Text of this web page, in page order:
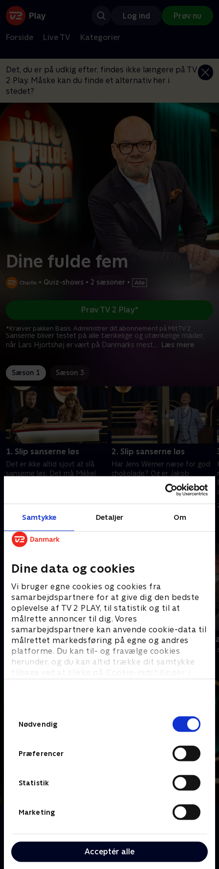
Samtykke Detaljer Om
Dine data og cookies
Vi bruger egne cookies og cookies fra
samarbejdspartnere for at give dig den bedste
oplevelse af TV 2 PLAY, til statistik og til at
målrette annoncer til dig. Vores
samarbejdspartnere kan anvende cookie-data til
målrettet markedsføring på egne og andres
platforme. Du kan til- og fravælge cookies
herunder, og du kan altid trække dit samtykke
tilbage ved at klikke på ’Cookie-indstillinger’ i
Nødvendig
Præferencer
Statistik
Marketing
Acceptér alle
Log ind Prøv nu
Forside Live TV Kategorier
Det, du er på udkig efter, findes ikke længere på TV
2 Play. Måske kan du finde et alternativ her i
stedet?
Dine fulde fem
• Quiz-shows • 2 sæsoner •
Sanserne bliver testet på alle tænkelige og utænkelige måder,
når Lars Hjortshøj er vært på Danmarks mest... Læs mere
Prøv TV 2 Play*
*Kræver pakken Basis. Administrer dit abonnement på Mit TV 2.
Sæson 1 Sæson 3
1. Slip sanserne løs
Det er ikke altid sjovt at slå
sanserne løs. Det må Mikkel
16. august 2020 • 36 min
2. Slip sanserne løs
Har Jens Werner næse for god
chokolade? Og er Jakob
Fauerby lige så sanseglad, som
han er danseglad? Det får vi at
16. august 2020 • 37 min
Andre så også
Ordet er mit
Quiz-shows • 5 sæsoner
Klar med
Quiz-shows • 2
Om Dine fulde fem
utænkelige måder, når Lars Hjortshøj er vært på
Danmarks mest sanselige quizshow. Her skal kendte
danskere parvis høre, smage, føle, se og lugte sig